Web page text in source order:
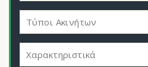
Τύποι Ακινήτων
Χαρακτηριστικά